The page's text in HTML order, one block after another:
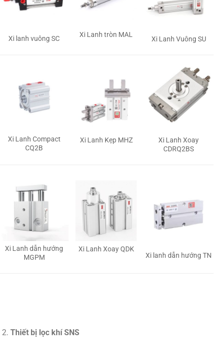
Xi lanh vuông SC Xi Lanh tròn MAL
Xi Lanh Vuông SU
Xi Lanh Compact
CQ2B
Xi Lanh Kẹp MHZ
Xi Lanh Xoay
CDRQ2BS
Xi Lanh dẫn hướng
MGPM
Xi Lanh Xoay QDK
Xi lanh dẫn hướng TN
Thiết bị lọc khí SNS